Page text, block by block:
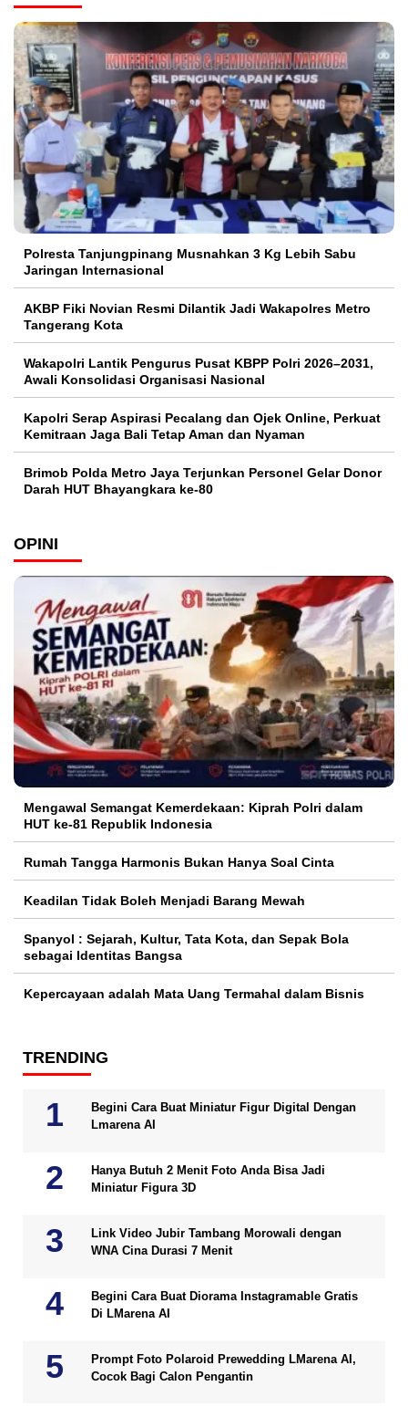
Polresta Tanjungpinang Musnahkan 3 Kg Lebih Sabu
Jaringan Internasional
AKBP Fiki Novian Resmi Dilantik Jadi Wakapolres Metro
Tangerang Kota
Wakapolri Lantik Pengurus Pusat KBPP Polri 2026–2031,
Awali Konsolidasi Organisasi Nasional
Kapolri Serap Aspirasi Pecalang dan Ojek Online, Perkuat
Kemitraan Jaga Bali Tetap Aman dan Nyaman
Brimob Polda Metro Jaya Terjunkan Personel Gelar Donor
Darah HUT Bhayangkara ke-80
OPINI
Mengawal Semangat Kemerdekaan: Kiprah Polri dalam
HUT ke-81 Republik Indonesia
Rumah Tangga Harmonis Bukan Hanya Soal Cinta
Keadilan Tidak Boleh Menjadi Barang Mewah
Spanyol : Sejarah, Kultur, Tata Kota, dan Sepak Bola
sebagai Identitas Bangsa
Kepercayaan adalah Mata Uang Termahal dalam Bisnis
TRENDING
Begini Cara Buat Miniatur Figur Digital Dengan
Lmarena AI
Hanya Butuh 2 Menit Foto Anda Bisa Jadi
Miniatur Figura 3D
Link Video Jubir Tambang Morowali dengan
WNA Cina Durasi 7 Menit
Begini Cara Buat Diorama Instagramable Gratis
Di LMarena AI
Prompt Foto Polaroid Prewedding LMarena AI,
Cocok Bagi Calon Pengantin